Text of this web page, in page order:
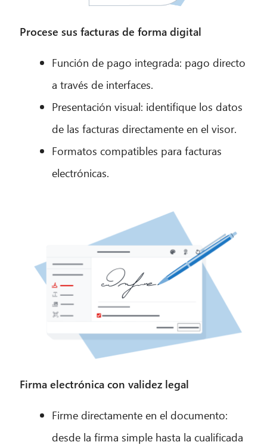
Procese sus facturas de forma digital
Función de pago integrada: pago directo
a través de interfaces.
Presentación visual: identifique los datos
de las facturas directamente en el visor.
Formatos compatibles para facturas
electrónicas.
Firma electrónica con validez legal
Firme directamente en el documento:
desde la firma simple hasta la cualificada